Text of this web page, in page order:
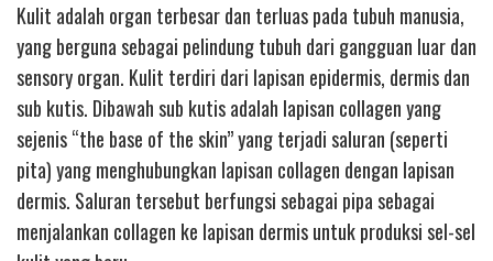
Kulit adalah organ terbesar dan terluas pada tubuh manusia,
yang berguna sebagai pelindung tubuh dari gangguan luar dan
sensory organ. Kulit terdiri dari lapisan epidermis, dermis dan
sub kutis. Dibawah sub kutis adalah lapisan collagen yang
sejenis “the base of the skin” yang terjadi saluran (seperti
pita) yang menghubungkan lapisan collagen dengan lapisan
dermis. Saluran tersebut berfungsi sebagai pipa sebagai
menjalankan collagen ke lapisan dermis untuk produksi sel-sel